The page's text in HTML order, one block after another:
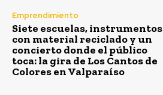
Emprendimiento
Siete escuelas, instrumentos
con material reciclado y un
concierto donde el público
toca: la gira de Los Cantos de
Colores en Valparaíso